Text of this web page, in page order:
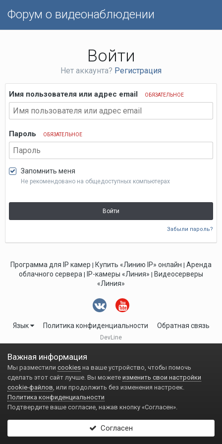
Форум о видеонаблюдении
Войти
Нет аккаунта? Регистрация
Имя пользователя или адрес email ОБЯЗАТЕЛЬНОЕ
Пароль ОБЯЗАТЕЛЬНОЕ
Запомнить меня
Не рекомендовано на общедоступных компьютерах
Войти
Забыли пароль?
Программа для IP камер | Купить «Линию IP» онлайн | Аренда
облачного сервера | IP-камеры «Линия» | Видеосерверы
«Линия»
Язык Политика конфиденциальности Обратная связь
DevLine
Важная информация
Мы разместили cookies на ваше устройство, чтобы помочь
сделать этот сайт лучше. Вы можете изменить свои настройки
cookie-файлов, или продолжить без изменения настроек.
Политика конфиденциальности
Подтвердите ваше согласие, нажав кнопку «Согласен».
Согласен